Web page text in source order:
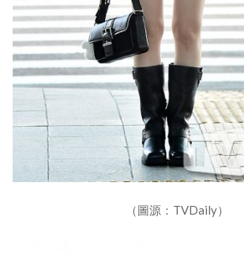
（圖源：TVDaily）